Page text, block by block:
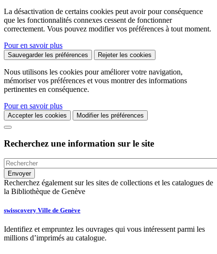
La désactivation de certains cookies peut avoir pour conséquence
que les fonctionnalités connexes cessent de fonctionner
correctement. Vous pouvez modifier vos préférences à tout moment.
Pour en savoir plus
Sauvegarder les préférences Rejeter les cookies
Nous utilisons les cookies pour améliorer votre navigation,
mémoriser vos préférences et vous montrer des informations
pertinentes en conséquence.
Pour en savoir plus
Accepter les cookies Modifier les préférences
Recherchez une information sur le site
Recherchez également sur les sites de collections et les catalogues de
la Bibliothèque de Genève
swisscovery Ville de Genève
Identifiez et empruntez les ouvrages qui vous intéressent parmi les
millions d’imprimés au catalogue.